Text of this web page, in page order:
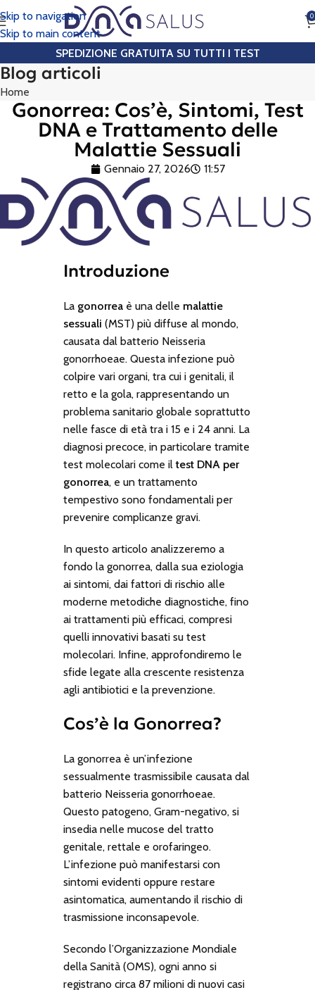
Skip to navigation
Skip to main content
0
SPEDIZIONE GRATUITA SU TUTTI I TEST
Blog articoli
Home
Gonorrea: Cos’è, Sintomi, Test
DNA e Trattamento delle
Malattie Sessuali
Gennaio 27, 2026 11:57
Introduzione
La gonorreaè una delle malattie
sessuali (MST) più diffuse al mondo,
causata dal batterio Neisseria
gonorrhoeae. Questa infezione può
colpire vari organi, tra cui i genitali, il
retto e la gola, rappresentando un
problema sanitario globale soprattutto
nelle fasce di età tra i 15 e i 24 anni. La
diagnosi precoce, in particolare tramite
test molecolari come iltest DNA per
gonorrea, e un trattamento
tempestivo sono fondamentali per
prevenire complicanze gravi.
In questo articolo analizzeremo a
fondo la gonorrea, dalla sua eziologia
ai sintomi, dai fattori di rischio alle
moderne metodiche diagnostiche, fino
ai trattamenti più efficaci, compresi
quelli innovativi basati su test
molecolari. Infine, approfondiremo le
sfide legate alla crescente resistenza
agli antibiotici e la prevenzione.
Cos’è la Gonorrea?
La gonorrea è un’infezione
sessualmente trasmissibile causata dal
batterio Neisseria gonorrhoeae.
Questo patogeno, Gram-negativo, si
insedia nelle mucose del tratto
genitale, rettale e orofaringeo.
L’infezione può manifestarsi con
sintomi evidenti oppure restare
asintomatica, aumentando il rischio di
trasmissione inconsapevole.
Secondo l’Organizzazione Mondiale
della Sanità (OMS), ogni anno si
registrano circa 87 milioni di nuovi casi